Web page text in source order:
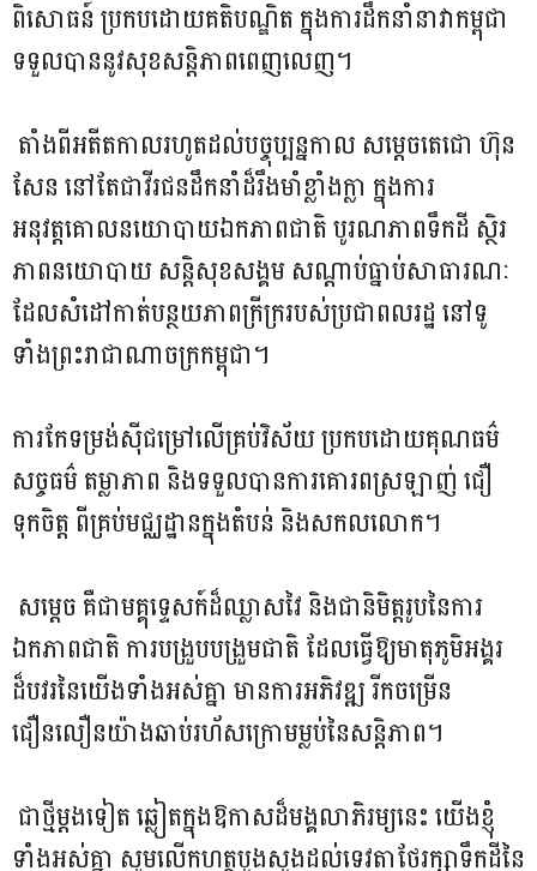
ពិសោធន៍ ប្រកបដោយគតិបណ្ឌិត ក្នុងការដឹកនាំនាវាកម្ពុជា
ទទួលបាននូវសុខសន្តិភាពពេញលេញ។
តាំងពីអតីតកាលរហូតដល់បច្ចុប្បន្នកាល សម្តេចតេជោ ហ៊ុន
សែន នៅតែជាវីរជនដឹកនាំដ៏រឹងមាំខ្លាំងក្លា ក្នុងការ
អនុវត្តគោលនយោបាយឯកភាពជាតិ បូរណភាពទឹកដី ស្ថិរ
ភាពនយោបាយ សន្តិសុខសង្គម សណ្តាប់ធ្នាប់សាធារណៈ
ដែលសំដៅកាត់បន្ថយភាពក្រីក្ររបស់ប្រជាពលរដ្ឋ នៅទូ
ទាំងព្រះរាជាណាចក្រកម្ពុជា។
ការកែទម្រង់ស៊ីជម្រៅលើគ្រប់វិស័យ ប្រកបដោយគុណធម៌
សច្ចធម៌ តម្លាភាព និងទទួលបានការគោរពស្រឡាញ់ ជឿ
ទុកចិត្ត ពីគ្រប់មជ្ឈដ្ឋានក្នុងតំបន់ និងសកលលោក។
សម្តេច គឺជាមគ្គុទ្ទេសក៍ដ៏ឈ្លាសវៃ និងជានិមិត្តរូបនៃការ
ឯកភាពជាតិ ការបង្រួបបង្រួមជាតិ ដែលធ្វើឱ្យមាតុភូមិអង្គរ
ដ៏បវរនៃយើងទាំងអស់គ្នា មានការអភិវឌ្ឍ រីកចម្រើន
ជឿនលឿនយ៉ាងឆាប់រហ័សក្រោមម្លប់នៃសន្តិភាព។
ជាថ្មីម្តងទៀត ឆ្លៀតក្នុងឱកាសដ៏មង្គលាភិរម្យនេះ យើងខ្ញុំ
ទាំងអស់គ្នា សូមលើកហត្ថបួងសួងដល់ទេវតាថែរក្សាទឹកដីនៃ